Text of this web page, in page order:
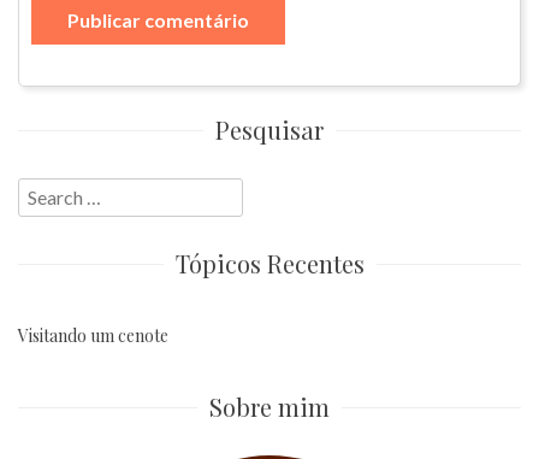
Pesquisar
Search
for:
Tópicos Recentes
Visitando um cenote
Sobre mim